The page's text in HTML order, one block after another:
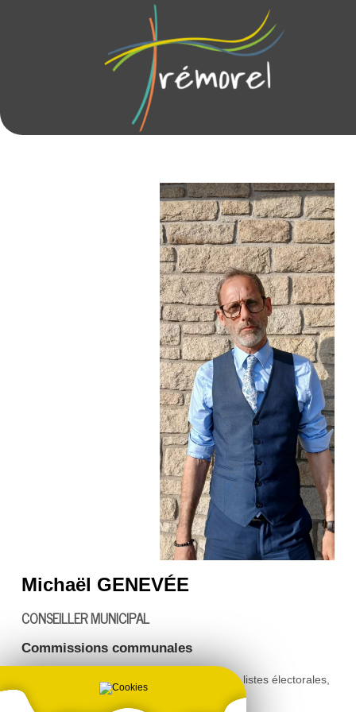
Michaël GENEVÉE
CONSEILLER MUNICIPAL
Commissions communales
- Titulaire de la commission de contrôle des listes électorales,
marché appel d'offres
- Finances